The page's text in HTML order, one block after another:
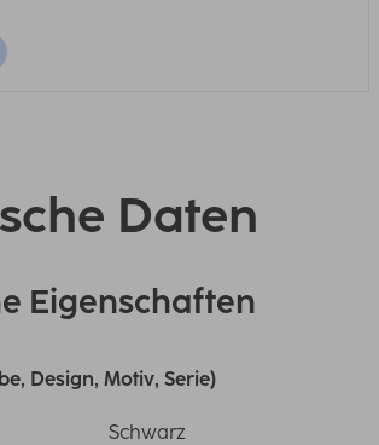
Daten
Eigenschaften
Design, Motiv, Serie)
Schwarz